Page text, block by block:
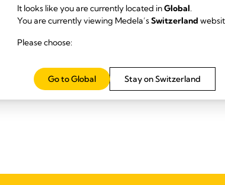
It looks like you are currently located inGlobal.
You are currently viewing Medela’sSwitzerland
Please choose:
Stay on Switzerland
Go to Global